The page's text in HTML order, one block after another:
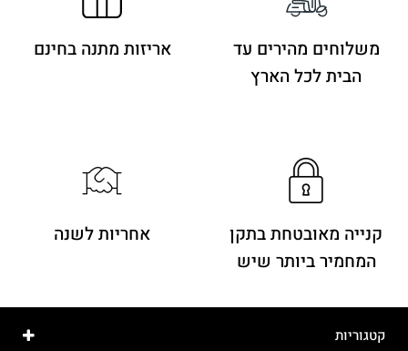
משלוחים מהירים עד
הבית לכל הארץ
אריזות מתנה בחינם
קנייה מאובטחת בתקן
המחמיר ביותר שיש
אחריות לשנה
קטגוריות